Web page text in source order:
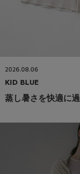
2026.08.06
KID BLUE
蒸し暑さを快適に